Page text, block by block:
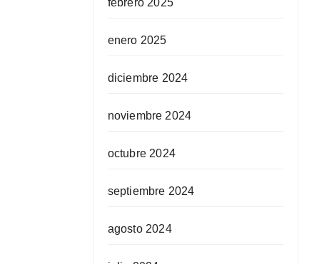
enero 2025
diciembre 2024
noviembre 2024
octubre 2024
septiembre 2024
agosto 2024